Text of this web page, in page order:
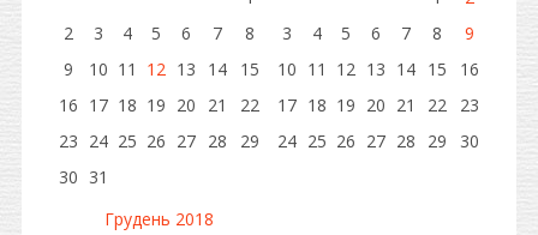
2
3 4 5 6 7
8
9
10 11 12 13 14
15
16 17 18 19 20 21
22
23 24 25 26 27 28
29
30 31
3
4 5 6 7 8
9
10 11 12 13 14 15
16
17 18 19 20 21 22
23
24 25 26 27 28 29 30
Грудень 2018